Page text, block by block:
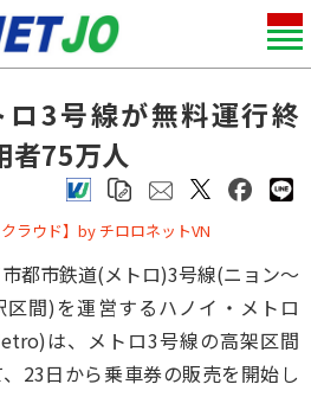
3号線が無料運行終
者75万人
ラウド】by チロロネットVN
都市鉄道(メトロ)3号線(ニョン～
区間)を運営するハノイ・メトロ
は、メトロ3号線の高架区間
23日から乗車券の販売を開始し